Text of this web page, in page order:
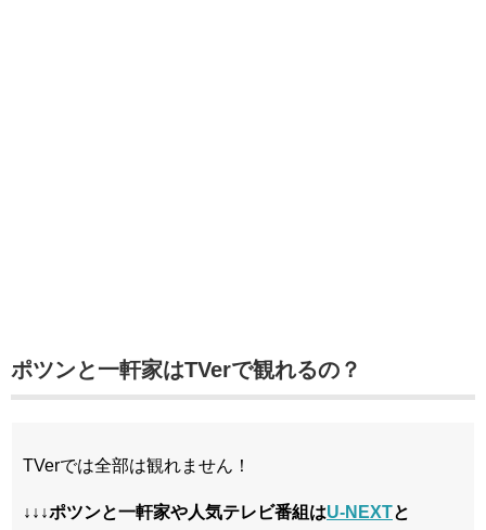
ポツンと一軒家はTVerで観れるの？
TVerでは全部は観れません！
↓↓↓ポツンと一軒家や人気テレビ番組はU-NEXTと